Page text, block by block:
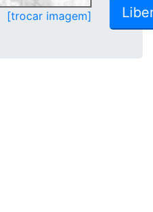
[trocar imagem]